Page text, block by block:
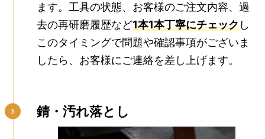
ます。工具の状態、お客様のご注文内容、過
去の再研磨履歴など1本1本丁寧にチェックし
このタイミングで問題や確認事項がございま
したら、お客様にご連絡を差し上げます。
錆・汚れ落とし